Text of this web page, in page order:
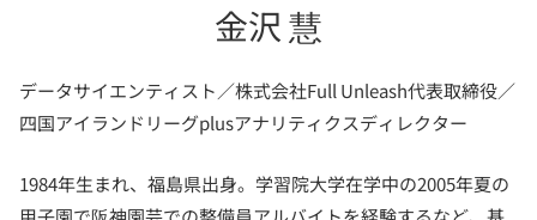
金沢 慧
データサイエンティスト／株式会社Full Unleash代表取締役／
四国アイランドリーグplusアナリティクスディレクター
1984年生まれ、福島県出身。学習院大学在学中の2005年夏の